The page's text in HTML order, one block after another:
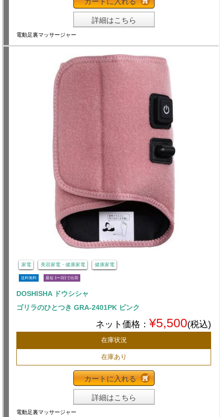
詳細はこちら
電動足裏マッサージャー
家電 美容家電・健康家電 健康家電
送料無料 最短 1〜3日で出荷
DOSHISHA ドウシシャ
ゴリラのひとつき GRA-2401PK ピンク
ネット価格： ¥5,500(税込)
在庫状況
在庫あり
カートに入れる
詳細はこちら
電動足裏マッサージャー